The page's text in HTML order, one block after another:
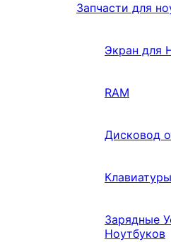
Запчасти для
Экран для
RAM
Дисковод
Зарядные
Ноутбуков